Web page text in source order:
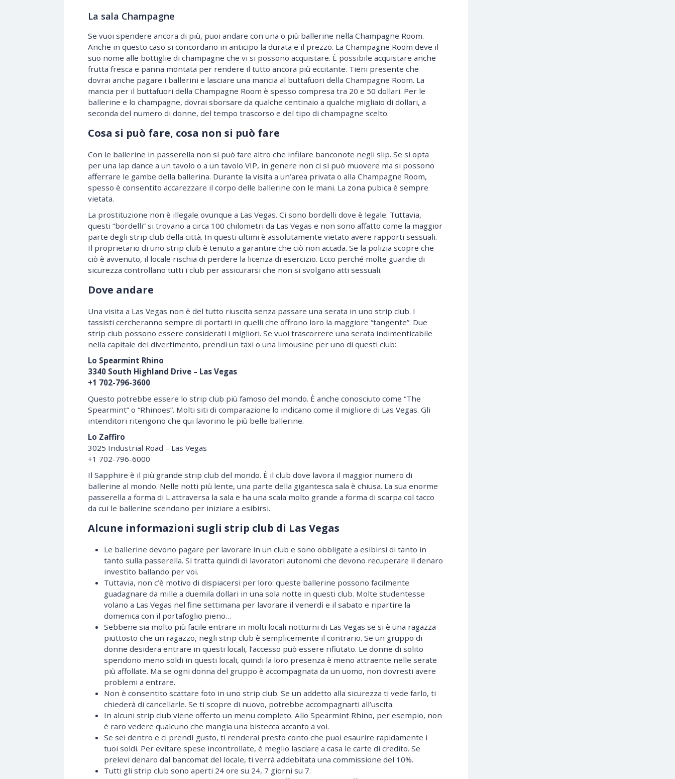
La sala Champagne
Se vuoi spendere ancora di più, puoi andare con una o più ballerine nella Champagne Room.
Anche in questo caso si concordano in anticipo la durata e il prezzo. La Champagne Room deve il
suo nome alle bottiglie di champagne che vi si possono acquistare. È possibile acquistare anche
frutta fresca e panna montata per rendere il tutto ancora più eccitante. Tieni presente che
dovrai anche pagare i ballerini e lasciare una mancia al buttafuori della Champagne Room. La
mancia per il buttafuori della Champagne Room è spesso compresa tra 20 e 50 dollari. Per le
ballerine e lo champagne, dovrai sborsare da qualche centinaio a qualche migliaio di dollari, a
seconda del numero di donne, del tempo trascorso e del tipo di champagne scelto.
Cosa si può fare, cosa non si può fare
Con le ballerine in passerella non si può fare altro che infilare banconote negli slip. Se si opta
per una lap dance a un tavolo o a un tavolo VIP, in genere non ci si può muovere ma si possono
afferrare le gambe della ballerina. Durante la visita a un’area privata o alla Champagne Room,
spesso è consentito accarezzare il corpo delle ballerine con le mani. La zona pubica è sempre
vietata.
La prostituzione non è illegale ovunque a Las Vegas. Ci sono bordelli dove è legale. Tuttavia,
questi “bordelli” si trovano a circa 100 chilometri da Las Vegas e non sono affatto come la maggior
parte degli strip club della città. In questi ultimi è assolutamente vietato avere rapporti sessuali.
Il proprietario di uno strip club è tenuto a garantire che ciò non accada. Se la polizia scopre che
ciò è avvenuto, il locale rischia di perdere la licenza di esercizio. Ecco perché molte guardie di
sicurezza controllano tutti i club per assicurarsi che non si svolgano atti sessuali.
Dove andare
Una visita a Las Vegas non è del tutto riuscita senza passare una serata in uno strip club. I
tassisti cercheranno sempre di portarti in quelli che offrono loro la maggiore “tangente”. Due
strip club possono essere considerati i migliori. Se vuoi trascorrere una serata indimenticabile
nella capitale del divertimento, prendi un taxi o una limousine per uno di questi club:
Lo Spearmint Rhino
3340 South Highland Drive – Las Vegas
+1 702-796-3600
Questo potrebbe essere lo strip club più famoso del mondo. È anche conosciuto come “The
Spearmint” o “Rhinoes”. Molti siti di comparazione lo indicano come il migliore di Las Vegas. Gli
intenditori ritengono che qui lavorino le più belle ballerine.
Lo Zaffiro
3025 Industrial Road – Las Vegas
+1 702-796-6000
Il Sapphire è il più grande strip club del mondo. È il club dove lavora il maggior numero di
ballerine al mondo. Nelle notti più lente, una parte della gigantesca sala è chiusa. La sua enorme
passerella a forma di L attraversa la sala e ha una scala molto grande a forma di scarpa col tacco
da cui le ballerine scendono per iniziare a esibirsi.
Alcune informazioni sugli strip club di Las Vegas
Le ballerine devono pagare per lavorare in un club e sono obbligate a esibirsi di tanto in
tanto sulla passerella. Si tratta quindi di lavoratori autonomi che devono recuperare il denaro
investito ballando per voi.
Tuttavia, non c’è motivo di dispiacersi per loro: queste ballerine possono facilmente
guadagnare da mille a duemila dollari in una sola notte in questi club. Molte studentesse
volano a Las Vegas nel fine settimana per lavorare il venerdì e il sabato e ripartire la
domenica con il portafoglio pieno…
Sebbene sia molto più facile entrare in molti locali notturni di Las Vegas se si è una ragazza
piuttosto che un ragazzo, negli strip club è semplicemente il contrario. Se un gruppo di
donne desidera entrare in questi locali, l’accesso può essere rifiutato. Le donne di solito
spendono meno soldi in questi locali, quindi la loro presenza è meno attraente nelle serate
più affollate. Ma se ogni donna del gruppo è accompagnata da un uomo, non dovresti avere
problemi a entrare.
Non è consentito scattare foto in uno strip club. Se un addetto alla sicurezza ti vede farlo, ti
chiederà di cancellarle. Se ti scopre di nuovo, potrebbe accompagnarti all’uscita.
In alcuni strip club viene offerto un menu completo. Allo Spearmint Rhino, per esempio, non
è raro vedere qualcuno che mangia una bistecca accanto a voi.
Se sei dentro e ci prendI gusto, ti renderai presto conto che puoi esaurire rapidamente i
tuoi soldi. Per evitare spese incontrollate, è meglio lasciare a casa le carte di credito. Se
prelevi denaro dal bancomat del locale, ti verrà addebitata una commissione del 10%.
Tutti gli strip club sono aperti 24 ore su 24, 7 giorni su 7.